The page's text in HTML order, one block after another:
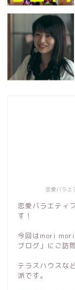
恋愛バラエ
恋愛バラエティ
す！
今回はmori
ブログ」にご訪
テラスハウスな
派です。